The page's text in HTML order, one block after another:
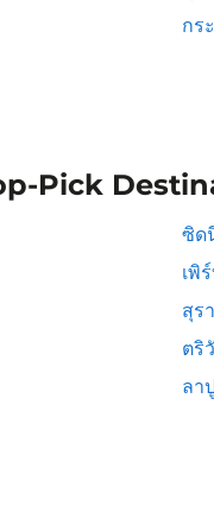
กร
Pick
ซิด
เพิ
สุร
ตริ
ลา